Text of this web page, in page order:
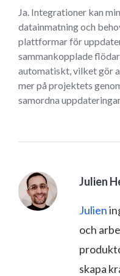
Ja. Integrationer kan
datainmatning och
plattformar för
sammankopplade
automatiskt, vilket gör
mer på projektets
samordna
Julien
Julien
och
skapa